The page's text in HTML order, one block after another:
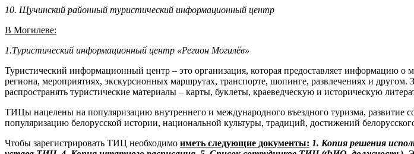
10. Щучинский районный туристический информационный центр
В Могилеве:
1.Туристический информационный центр «Регион Могилёв»
Туристический информационный центр – это организация, которая предоставляет информацию о
региона, мероприятиях, экскурсионных маршрутах, транспорте, шопинге, развлечениях и
распространять туристические материалы – карты, буклеты, краеведческую и историческую
ТИЦы нацелены на популяризацию внутреннего и международного въездного туризма, развитие
популяризацию белорусской истории, национальной культуры, традиций, достижений
Чтобы зарегистрировать ТИЦ необходимо иметь следующие документы: 1. Копия решения